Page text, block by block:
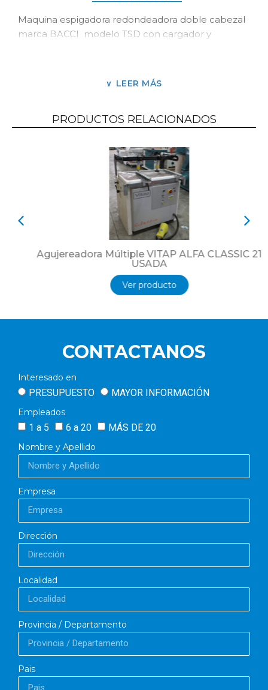
Maquina espigadora redondeadora doble cabezal
marca BACCI modelo TSD con cargador y
piezas en simultaneo.
Potencia de los motores de fresas 4 hp.
Revoluciones de la fresas 9000 rpm.
Max longitud de la espiga 100 + 2 R mm
Usada revisionada a nuevo. Exhibición en Olivos
LEER MÁS
PRODUCTOS RELACIONADOS
Agujereadora Múltiple VITAP ALFA CLASSIC 21
USADA
Ver producto
CONTACTANOS
Interesado en
PRESUPUESTO MAYOR INFORMACIÓN
Empleados
1 a 5 6 a 20 MÁS DE 20
Nombre y Apellido
Empresa
Dirección
Localidad
Provincia / Departamento
Pais